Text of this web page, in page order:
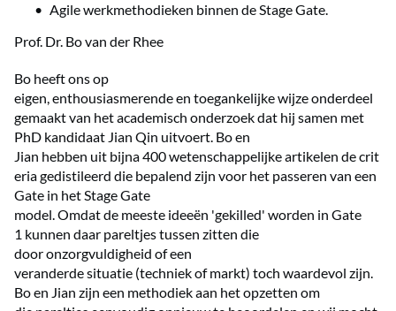
Agile werkmethodieken binnen de Stage Gate.
Prof. Dr. Bo van der Rhee
Bo heeft ons op
eigen, enthousiasmerende en toegankelijke wijze onderdeel
gemaakt van het academisch onderzoek dat hij samen met
PhD kandidaat Jian Qin uitvoert. Bo en
Jian hebben uit bijna 400 wetenschappelijke artikelen de crit
eria gedistileerd die bepalend zijn voor het passeren van een
Gate in het Stage Gate
model. Omdat de meeste ideeën 'gekilled' worden in Gate
1 kunnen daar pareltjes tussen zitten die
door onzorgvuldigheid of een
veranderde situatie (techniek of markt) toch waardevol zijn.
Bo en Jian zijn een methodiek aan het opzetten om